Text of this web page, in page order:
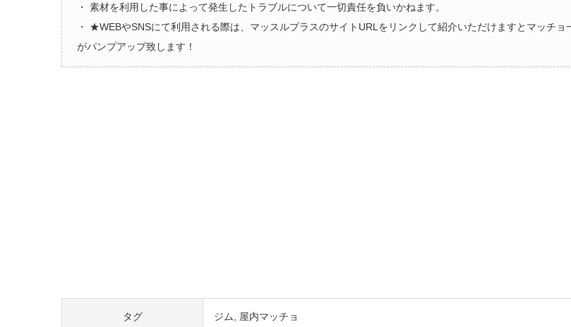
・ 素材を利用した事によって発生したトラブルについて一切責任を負いかねます。
・ ★WEBやSNSにて利用される際は、マッスルプラスのサイトURLをリンクして紹介いただけますとマッチョ
がパンプアップ致します！
タグ ジム 屋内マッチョ